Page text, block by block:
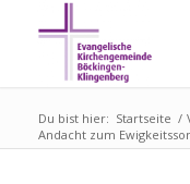
Du bist hier: Startseite /
Andacht zum